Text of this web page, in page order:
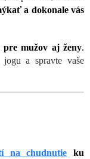
a dokonale vás
pre mužov aj ženy.
a spravte vaše
na chudnutie
ku